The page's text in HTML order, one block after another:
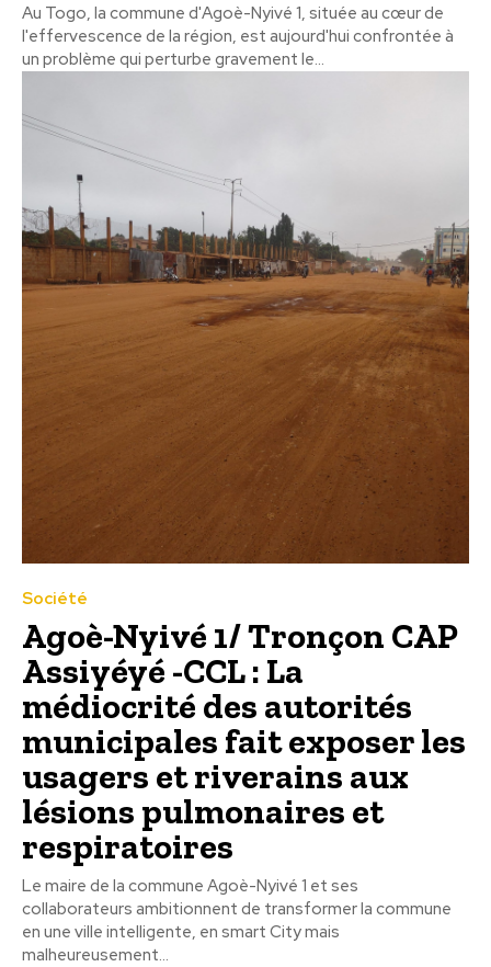
Au Togo, la commune d'Agoè-Nyivé 1, située au cœur de
l'effervescence de la région, est aujourd'hui confrontée à
un problème qui perturbe gravement le...
Société
Agoè-Nyivé 1/ Tronçon CAP
Assiyéyé -CCL : La
médiocrité des autorités
municipales fait exposer les
usagers et riverains aux
lésions pulmonaires et
respiratoires
Le maire de la commune Agoè-Nyivé 1 et ses
collaborateurs ambitionnent de transformer la commune
en une ville intelligente, en smart City mais
malheureusement...